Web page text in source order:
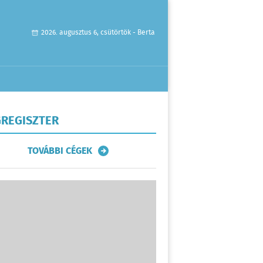
2026. augusztus 6, csütörtök - Berta
TOVÁBBI CÉGEK